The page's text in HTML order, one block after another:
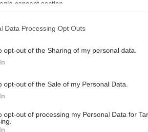
consent section.
Data Processing Opt Outs
opt-out of the Sharing of my personal data.
opt-out of the Sale of my Personal Data.
opt-out of processing my Personal Data for
Πέμπτη, 01 Δεκεμβρίου
Θλίψη ή
Οι έφηβοι θα περάσουν